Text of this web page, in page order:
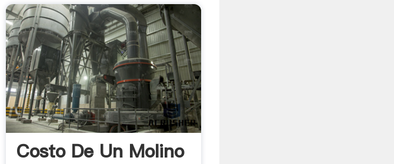
Costo De Un Molino